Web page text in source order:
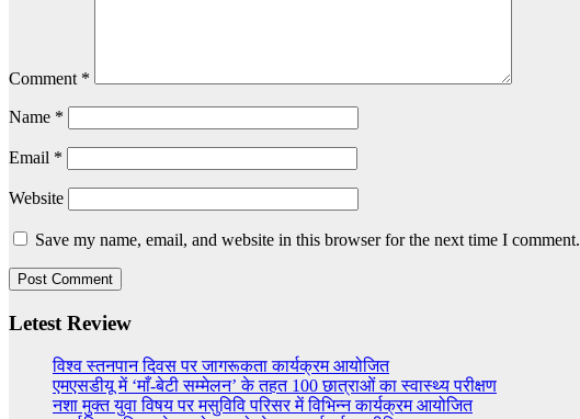
Comment *
Name *
Email *
Website
Save my name, email, and website in this browser for the next time I comment.
Letest Review
विश्व स्तनपान दिवस पर जागरूकता कार्यक्रम आयोजित
एमएसडीयू में ‘माँ-बेटी सम्मेलन’ के तहत 100 छात्राओं का स्वास्थ्य परीक्षण
नशा मुक्त युवा विषय पर मसुविवि परिसर में विभिन्न कार्यक्रम आयोजित